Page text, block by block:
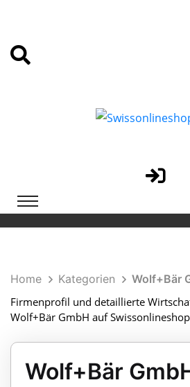
Home Kategorien
Wolf+Bär
Firmenprofil und detaillierte
Wolf+Bär GmbH auf
Wolf+Bär